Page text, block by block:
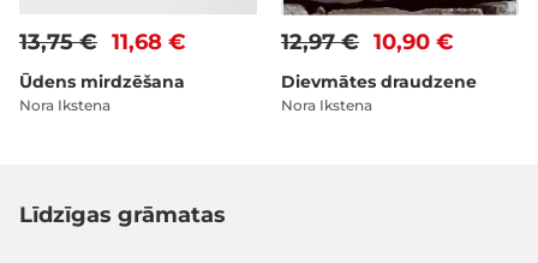
11,68 €
13,75 €
Ūdens mirdzēšana
Nora Ikstena
10,90 €
12,97 €
Dievmātes draudzene
Nora Ikstena
Līdzīgas grāmatas